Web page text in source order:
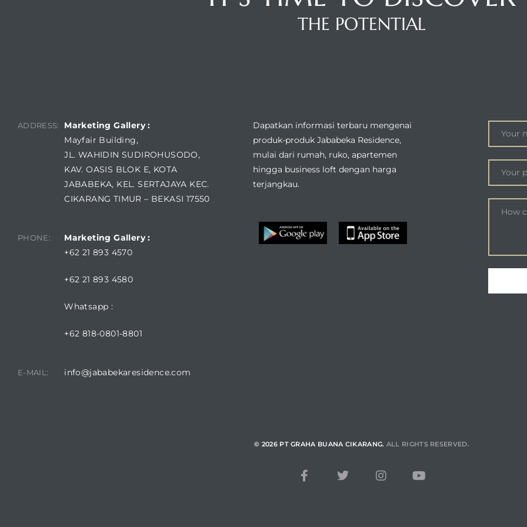
THE POTENTIAL
ADDRESS:
Marketing Gallery :
Mayfair Building,
JL. WAHIDIN SUDIROHUSODO,
KAV. OASIS BLOK E, KOTA
JABABEKA, KEL. SERTAJAYA KEC.
CIKARANG TIMUR – BEKASI 17550
PHONE:
Marketing Gallery :
+62 21 893 4570
+62 21 893 4580
Whatsapp :
+62 818-0801-8801
E-MAIL: info@jababekaresidence.com
Dapatkan informasi terbaru mengenai
produk-produk Jababeka Residence,
mulai dari rumah, ruko, apartemen
hingga business loft dengan harga
terjangkau.
© 2026 PT GRAHA BUANA CIKARANG. ALL RIGHTS RESERVED.